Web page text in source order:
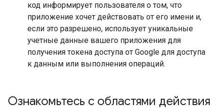
код информирует пользователя о том, что
приложение хочет действовать от его имени и,
если это разрешено, использует уникальные
учетные данные вашего приложения для
получения токена доступа от Google для доступа
к данным или выполнения операций.
Ознакомьтесь с областями действия